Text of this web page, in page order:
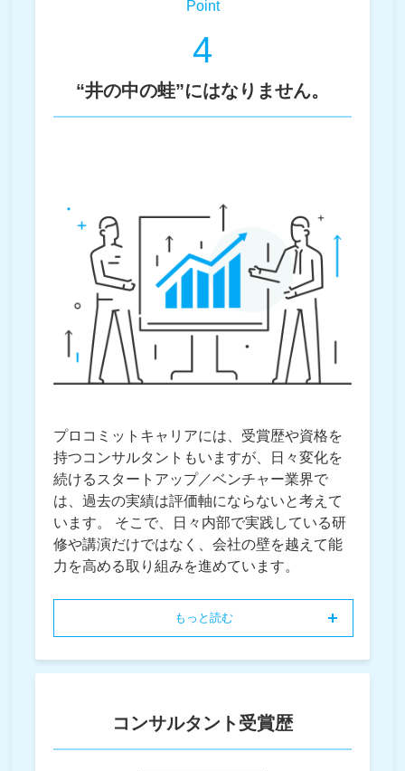
Point
4
“井の中の蛙”にはなりません。
プロコミットキャリアには、受賞歴や資格を
持つコンサルタントもいますが、日々変化を
続けるスタートアップ／ベンチャー業界で
は、過去の実績は評価軸にならないと考えて
います。 そこで、日々内部で実践している研
修や講演だけではなく、会社の壁を越えて能
力を高める取り組みを進めています。
もっと読む
コンサルタント受賞歴